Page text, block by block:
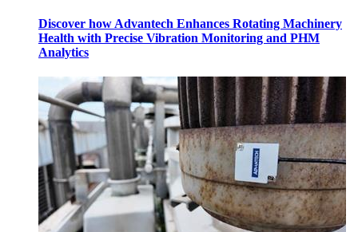
Discover how Advantech Enhances Rotating Machinery
Health with Precise Vibration Monitoring and PHM
Analytics